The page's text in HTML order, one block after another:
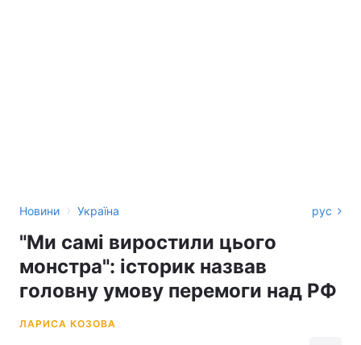
Новини › Україна рус
"Ми самі виростили цього
монстра": історик назвав
головну умову перемоги над РФ
ЛАРИСА КОЗОВА